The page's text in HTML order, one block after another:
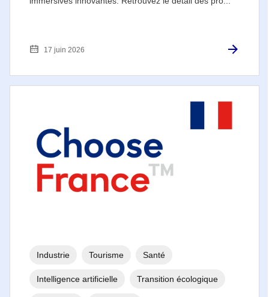
17 juin 2026
Industrie Tourisme Santé
Intelligence artificielle Transition écologique